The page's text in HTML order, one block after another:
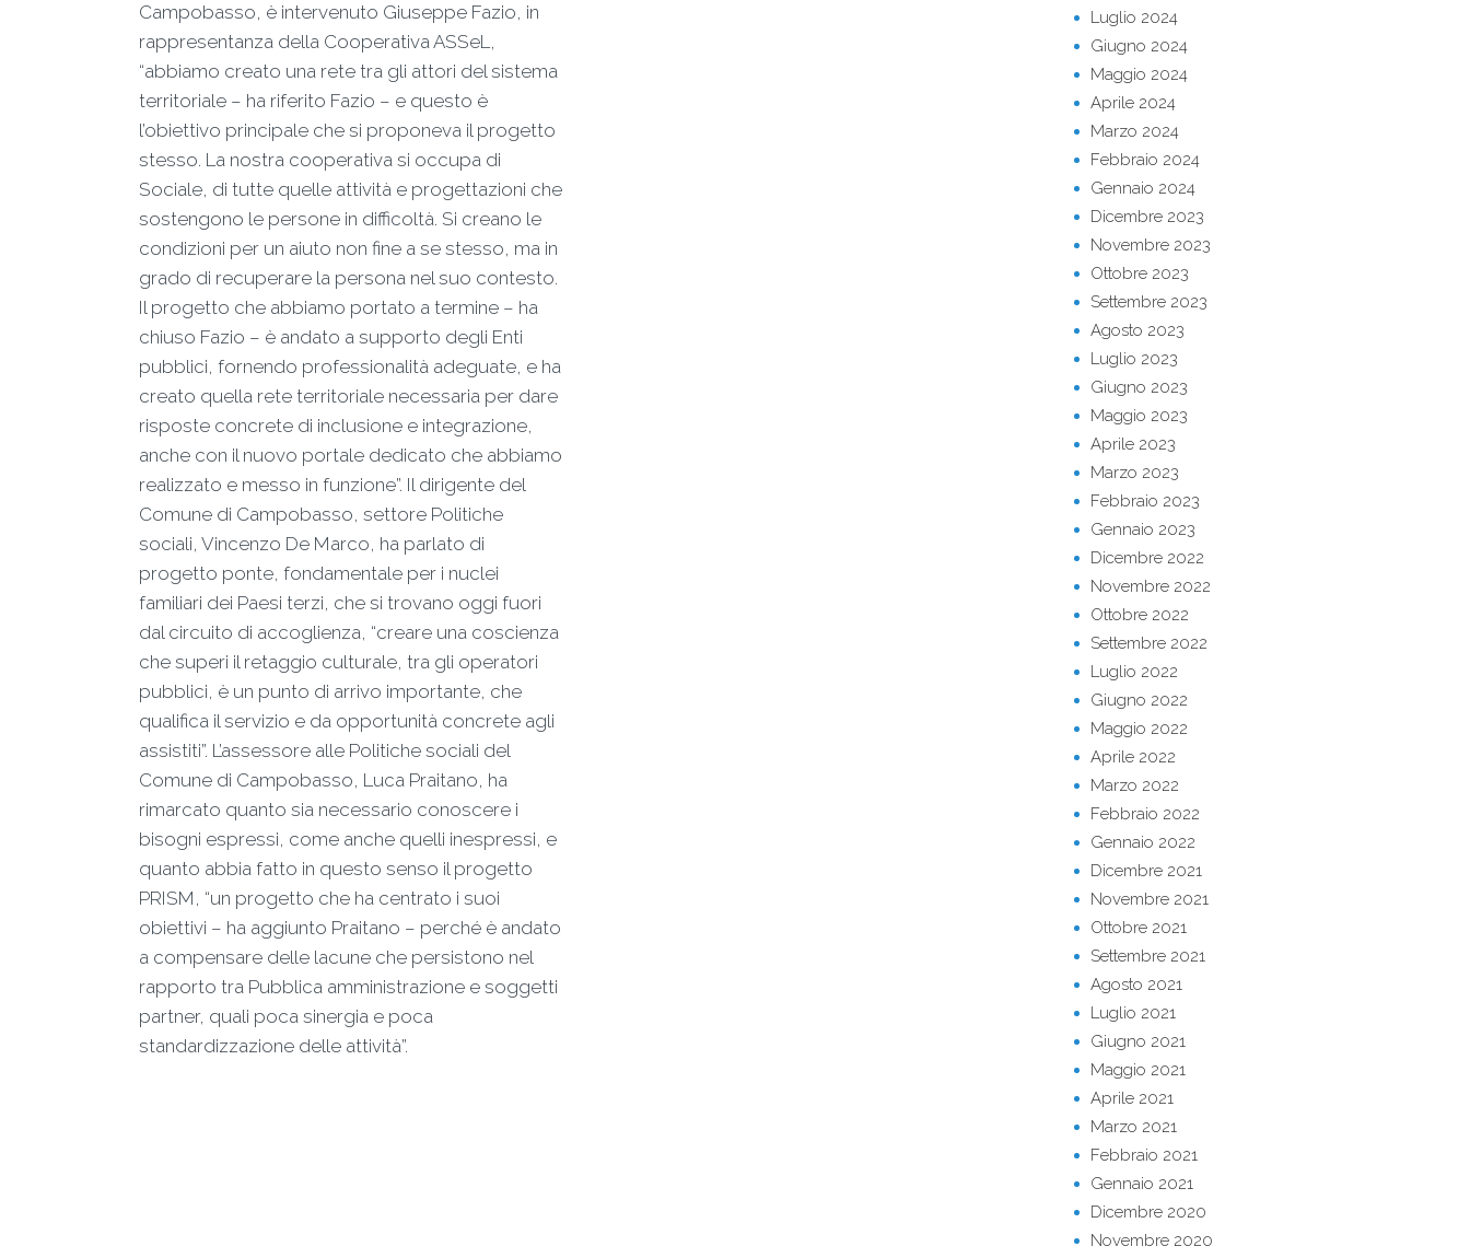
Campobasso, è intervenuto Giuseppe Fazio, in
rappresentanza della Cooperativa ASSeL,
“abbiamo creato una rete tra gli attori del sistema
territoriale – ha riferito Fazio – e questo è
l’obiettivo principale che si proponeva il progetto
stesso. La nostra cooperativa si occupa di
Sociale, di tutte quelle attività e progettazioni che
sostengono le persone in difficoltà. Si creano le
condizioni per un aiuto non fine a se stesso, ma in
grado di recuperare la persona nel suo contesto.
Il progetto che abbiamo portato a termine – ha
chiuso Fazio – è andato a supporto degli Enti
pubblici, fornendo professionalità adeguate, e ha
creato quella rete territoriale necessaria per dare
risposte concrete di inclusione e integrazione,
anche con il nuovo portale dedicato che abbiamo
realizzato e messo in funzione”. Il dirigente del
Comune di Campobasso, settore Politiche
sociali, Vincenzo De Marco, ha parlato di
progetto ponte, fondamentale per i nuclei
familiari dei Paesi terzi, che si trovano oggi fuori
dal circuito di accoglienza, “creare una coscienza
che superi il retaggio culturale, tra gli operatori
pubblici, è un punto di arrivo importante, che
qualifica il servizio e da opportunità concrete agli
assistiti”. L’assessore alle Politiche sociali del
Comune di Campobasso, Luca Praitano, ha
rimarcato quanto sia necessario conoscere i
bisogni espressi, come anche quelli inespressi, e
quanto abbia fatto in questo senso il progetto
PRISM, “un progetto che ha centrato i suoi
obiettivi – ha aggiunto Praitano – perché è andato
a compensare delle lacune che persistono nel
rapporto tra Pubblica amministrazione e soggetti
partner, quali poca sinergia e poca
standardizzazione delle attività”.
Luglio 2024
Giugno 2024
Maggio 2024
Aprile 2024
Marzo 2024
Febbraio 2024
Gennaio 2024
Dicembre 2023
Novembre 2023
Ottobre 2023
Settembre 2023
Agosto 2023
Luglio 2023
Giugno 2023
Maggio 2023
Aprile 2023
Marzo 2023
Febbraio 2023
Gennaio 2023
Dicembre 2022
Novembre 2022
Ottobre 2022
Settembre 2022
Luglio 2022
Giugno 2022
Maggio 2022
Aprile 2022
Marzo 2022
Febbraio 2022
Gennaio 2022
Dicembre 2021
Novembre 2021
Ottobre 2021
Settembre 2021
Agosto 2021
Luglio 2021
Giugno 2021
Maggio 2021
Aprile 2021
Marzo 2021
Febbraio 2021
Gennaio 2021
Dicembre 2020
Novembre 2020